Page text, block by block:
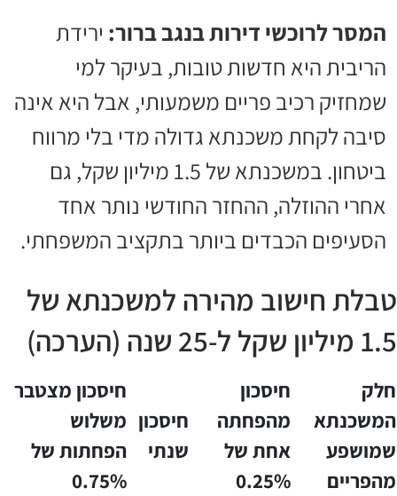
המסר לרוכשי דירות בנגב ברור: ירידת
הריבית היא חדשות טובות, בעיקר למי
שמחזיק רכיב פריים משמעותי, אבל היא אינה
סיבה לקחת משכנתא גדולה מדי בלי מרווח
ביטחון. במשכנתא של 1.5 מיליון שקל, גם
אחרי ההוזלה, ההחזר החודשי נותר אחד
הסעיפים הכבדים ביותר בתקציב המשפחתי.
טבלת חישוב מהירה למשכנתא של
1.5 מיליון שקל ל-25 שנה (הערכה)
חלק
המשכנתא
שמושפע
מהפריים
חיסכון
מהפחתה
אחת של
0.25%
חיסכון
שנתי
חיסכון מצטבר
משלוש
הפחתות של
0.75%